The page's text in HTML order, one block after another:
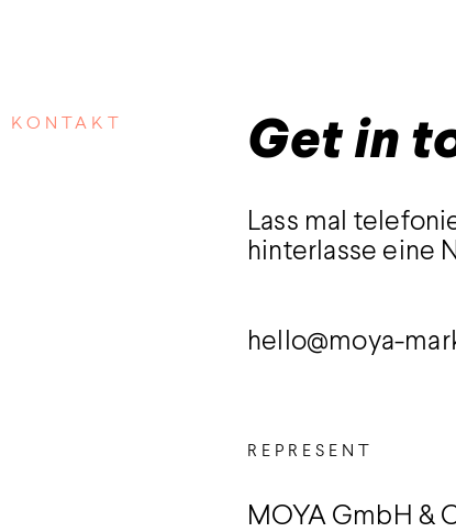
KONTAKT Get in
Lass mal
hinterlasse eine
hello@moya-
REPRESENT
MOYA GmbH &